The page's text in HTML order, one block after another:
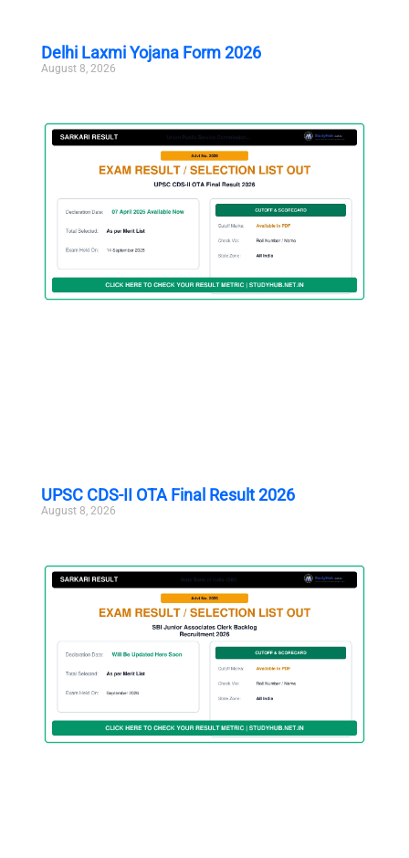
Delhi Laxmi Yojana Form 2026
August 8, 2026
UPSC CDS-II OTA Final Result 2026
August 8, 2026